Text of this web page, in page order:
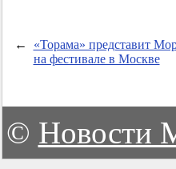
←
«Торама» представит
на фестивале в Москве
© Новости